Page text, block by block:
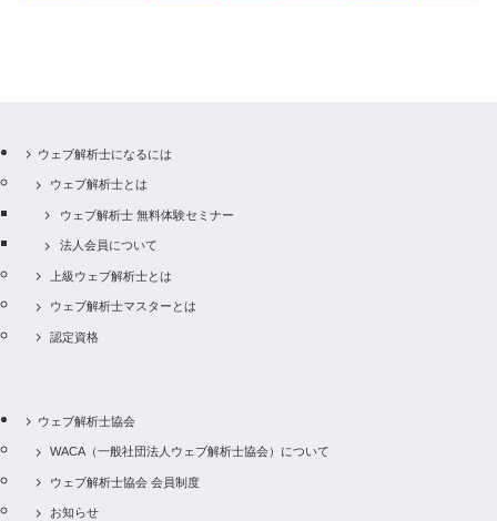
ウェブ解析士になるには
ウェブ解析士とは
ウェブ解析士 無料体験セミナー
法人会員について
上級ウェブ解析士とは
ウェブ解析士マスターとは
認定資格
ウェブ解析士協会
WACA（一般社団法人ウェブ解析士協会）について
ウェブ解析士協会 会員制度
お知らせ